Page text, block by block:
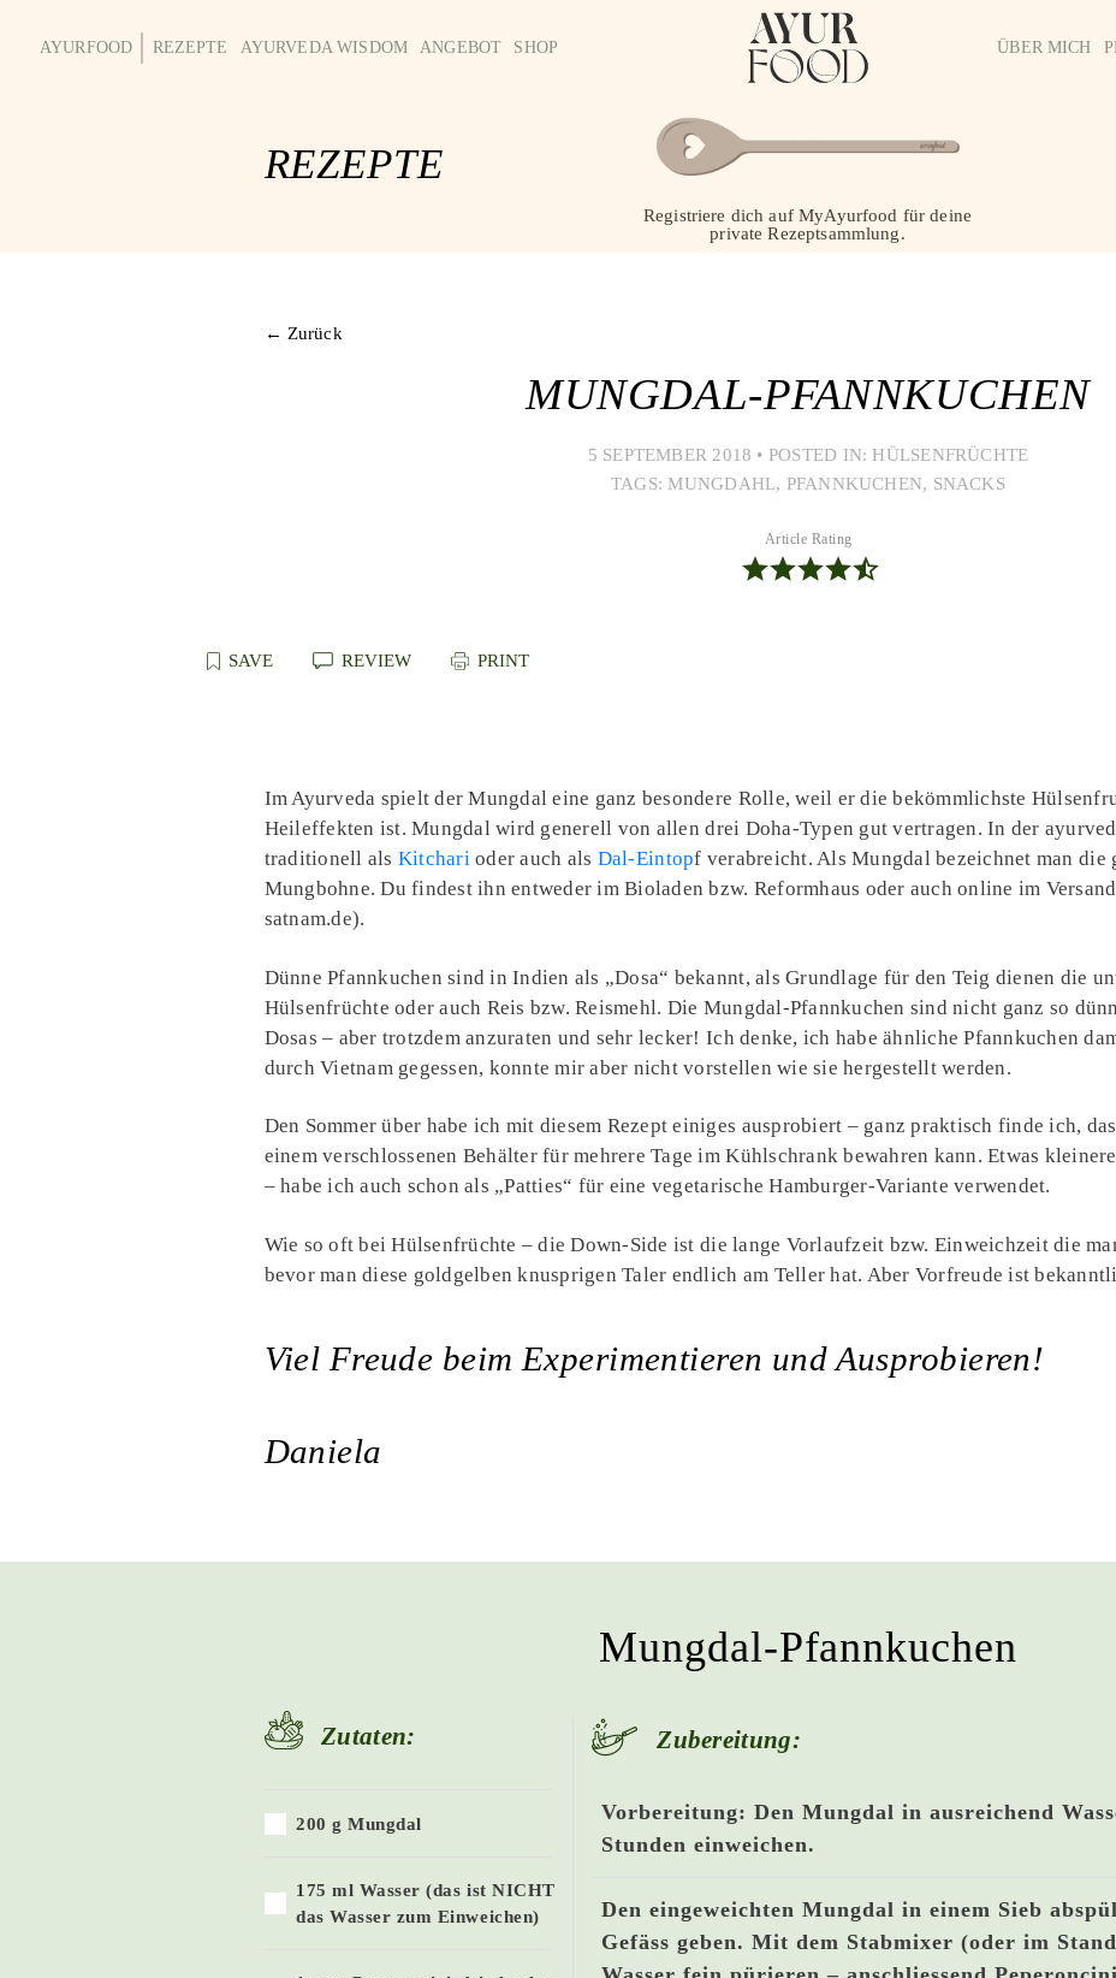
AYURFOOD REZEPTE AYURVEDA WISDOM ANGEBOT SHOP ÜBER MICH
REZEPTE
Registriere dich auf MyAyurfood für deine
private Rezeptsammlung.
← Zurück
MUNGDAL-PFANNKUCHEN
5 SEPTEMBER 2018 • POSTED IN: HÜLSENFRÜCHTE
TAGS: MUNGDAHL, PFANNKUCHEN, SNACKS
Article Rating
SAVE REVIEW PRINT
Im Ayurveda spielt der Mungdal eine ganz besondere Rolle, weil er die bekömmlichste
Heileffekten ist. Mungdal wird generell von allen drei Doha-Typen gut vertragen. In der
traditionell als Kitcharioder auch als Dal-Eintopf verabreicht. Als Mungdal bezeichnet man die
Mungbohne. Du findest ihn entweder im Bioladen bzw. Reformhaus oder auch online im
satnam.de).
Dünne Pfannkuchen sind in Indien als „Dosa“ bekannt, als Grundlage für den Teig dienen die
Hülsenfrüchte oder auch Reis bzw. Reismehl. Die Mungdal-Pfannkuchen sind nicht ganz so
Dosas – aber trotzdem anzuraten und sehr lecker! Ich denke, ich habe ähnliche Pfannkuchen
durch Vietnam gegessen, konnte mir aber nicht vorstellen wie sie hergestellt werden.
Den Sommer über habe ich mit diesem Rezept einiges ausprobiert – ganz praktisch finde ich,
einem verschlossenen Behälter für mehrere Tage im Kühlschrank bewahren kann. Etwas
– habe ich auch schon als „Patties“ für eine vegetarische Hamburger-Variante verwendet.
Wie so oft bei Hülsenfrüchte – die Down-Side ist die lange Vorlaufzeit bzw. Einweichzeit die
bevor man diese goldgelben knusprigen Taler endlich am Teller hat. Aber Vorfreude ist
Viel Freude beim Experimentieren und Ausprobieren!
Daniela
Mungdal-Pfannkuchen
Zutaten:
200 g Mungdal
175 ml Wasser (das ist NICHT
das Wasser zum Einweichen)
Zubereitung:
Vorbereitung: Den Mungdal in ausreichend
Stunden einweichen.
Den eingeweichten Mungdal in einem Sieb
Gefäss geben. Mit dem Stabmixer (oder im